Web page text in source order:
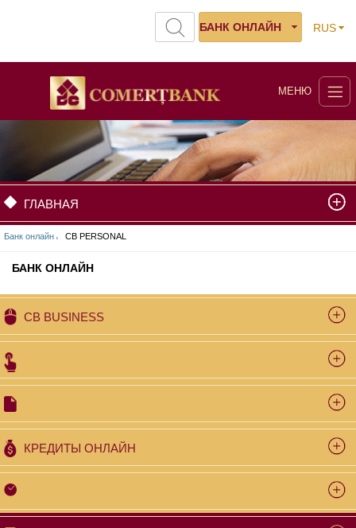
RUS
БАНК ОНЛАЙН
МЕНЮ
ГЛАВНАЯ
Банк онлайн CB PERSONAL
БАНК ОНЛАЙН
CB BUSINESS
КPEДИТЫ ОНЛАЙН